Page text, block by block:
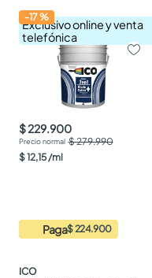
Exclusivo online y venta
telefónica
-17%
$ 229.900
$ 279.990
$12,15 /ml
Paga$ 224.900
ICO